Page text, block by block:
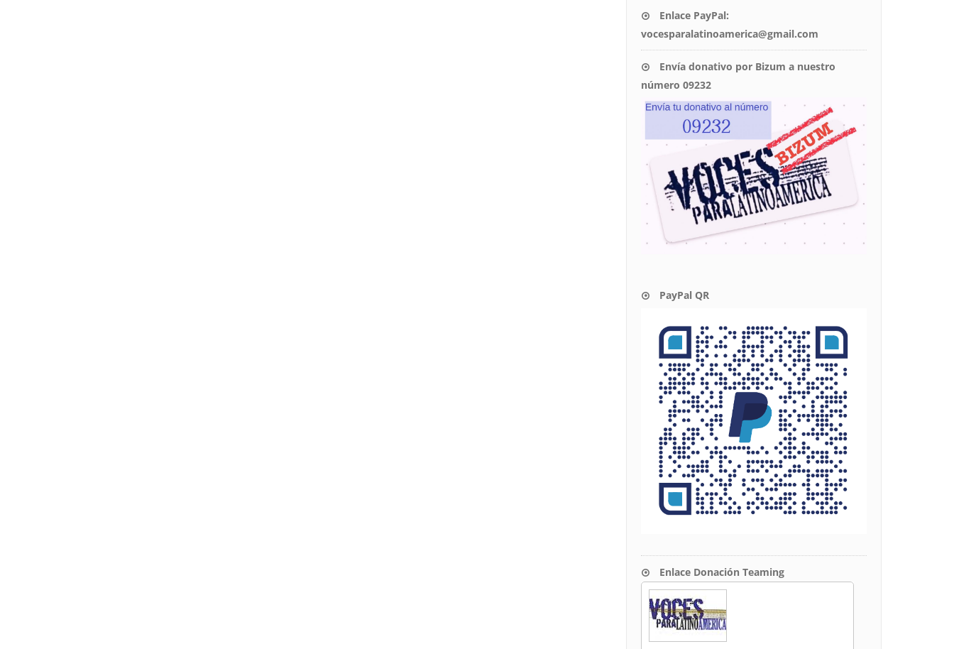
Enlace PayPal:
vocesparalatinoamerica@gmail.com
Envía donativo por Bizum a nuestro
número 09232
PayPal QR
Enlace Donación Teaming